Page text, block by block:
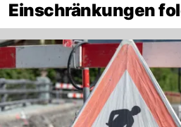
Einschränkungen